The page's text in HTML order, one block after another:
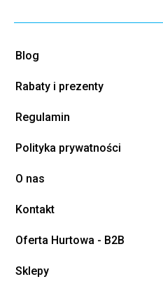
Blog
Rabaty i prezenty
Regulamin
Polityka prywatności
O nas
Kontakt
Oferta Hurtowa - B2B
Sklepy